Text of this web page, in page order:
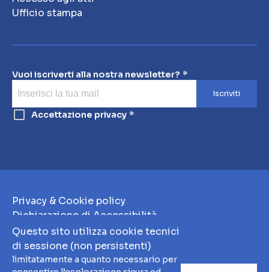
Ufficio stampa
Vuoi iscriverti alla nostra newsletter?
Iscriviti
Accettazione privacy
Privacy & Cookie policy
Dichiarazione di Accessibilità
Note Legali
Whistleblowing
Questo sito utilizza cookie tecnici
di sessione (non persistenti)
limitatamente a quanto necessario per